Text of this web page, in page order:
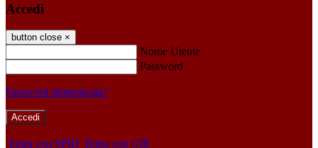
Accedi
button close ×
Nome Utente
Password
Password dimenticata?
-
Entra con SPID Entra con CIE